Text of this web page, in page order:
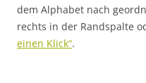
dem Alphabet nach
rechts in der Randspalte
einen Klick“.